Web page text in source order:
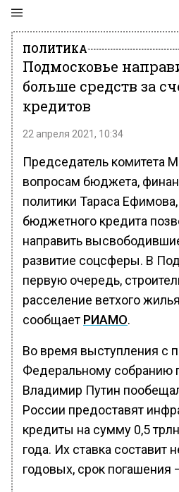
ПОЛИТИКА
Подмосковье
больше средств за
кредитов
22 апреля 2021, 10:34
Председатель комитета
вопросам бюджета,
политики Тараса
бюджетного кредита
направить
развитие соцсферы. В
первую очередь,
расселение ветхого
сообщает РИАМО.
Во время выступления с
Федеральному собранию
Владимир Путин
России предоставят
кредиты на сумму 0,5
года. Их ставка составит
годовых, срок погашения